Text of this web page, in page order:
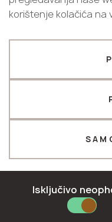
talijanskoj tehnologiji
originalne stvari.
KATALOG
Paleta boja
Proizvođač
Ime *
E-mail *
korištenje kolačića na
Isključivo